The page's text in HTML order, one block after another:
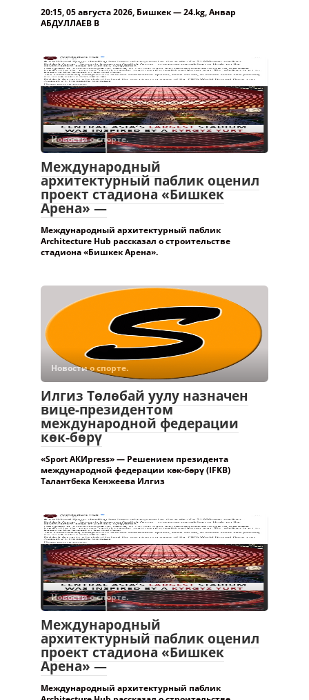
20:15, 05 августа 2026, Бишкек — 24.kg, Анвар
АБДУЛЛАЕВ В
Новости о спорте.
Международный
архитектурный паблик оценил
проект стадиона «Бишкек
Арена» —
Международный архитектурный паблик
Architecture Hub рассказал о строительстве
стадиона «Бишкек Арена».
Новости о спорте.
Илгиз Төлөбай уулу назначен
вице-президентом
международной федерации
көк-бөрү
«Sport АКИpress» — Решением президента
международной федерации көк-бөрү (IFKB)
Талантбека Кенжеева Илгиз
Новости о спорте.
Международный
архитектурный паблик оценил
проект стадиона «Бишкек
Арена» —
Международный архитектурный паблик